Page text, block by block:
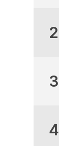
2
3
4